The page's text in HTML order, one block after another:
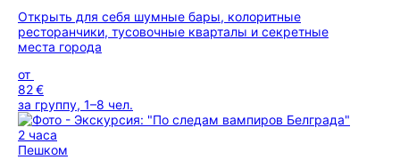
Открыть для себя шумные бары, колоритные
ресторанчики, тусовочные кварталы и секретные
места города
от
82 €
за группу, 1–8 чел.
2 часа
Пешком